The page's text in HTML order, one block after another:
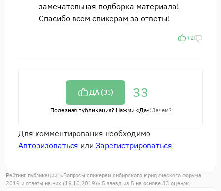
замечательная подборка материала!
Спасибо всем спикерам за ответы!
+2
ДА (33) 33
Полезная публикация? Нажми «Да»! Зачем?
Для комментирования необходимо
Авторизоваться или Зарегистрироваться
Рейтинг публикации: «Вопросы спикерам сибирского юридического форума
2019 и ответы на них (19.10.2019)» 5 звезд из 5 на основе 33 оценок.